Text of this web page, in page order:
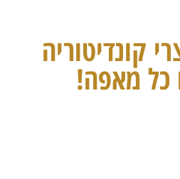
קונדיטוריה
כל מאפה!